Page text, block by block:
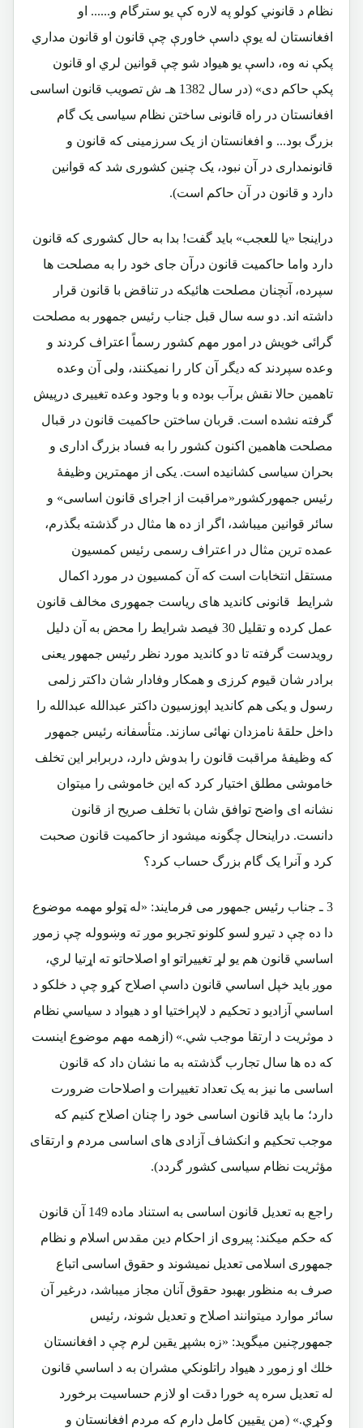
نظام د قانوني كولو په لاره كې يو سترگام و...... او
افغانستان له يوې داسې خاورې چې قانون او قانون مداري
پكې نه وه، داسې يو هيواد شو چې قوانين لري او قانون
پكې حاكم دى»
(در سال 1382 هـ ش تصویب قانون اساسی
افغانستان در راه قانونی ساختن نظام سیاسی یک گام
بزرگ بود... و افغانستان از یک سرزمینی که قانون و
قانونمداری در آن نبود، یک چنین کشوری شد که قوانین
دارد و قانون در آن حاکم است).
دراینجا «یا للعجب» باید گفت! بدا به حال کشوری که قانون
دارد واما حاکمیت قانون درآن جای خود را به مصلحت ها
سپرده، آنچنان مصلحت هائیکه در تناقض با قانون قرار
داشته اند. دو سه سال قبل جناب رئیس جمهور به مصلحت
گرائی خویش در امور مهم کشور رسماً اعتراف کردند و
وعده سپردند که دیگر آن کار را نمیکنند، ولی آن وعده
تاهمین حالا نقش برآب بوده و با وجود وعده تغییری درپیش
گرفته نشده است. قربان ساختن حاکمیت قانون در قبال
مصلحت هاهمین اکنون کشور را به فساد بزرگ اداری و
بحران سیاسی کشانیده است. یکی از مهمترین وظیفۀ
رئیس جمهورکشور«مراقبت از اجرای قانون اساسی» و
سائر قوانین میباشد، اگر از ده ها مثال در گذشته بگذرم،
عمده ترین مثال در اعتراف رسمی رئیس کمسیون
مستقل انتخابات است که آن کمسیون در مورد اکمال
شرایط قانونی کاندید های ریاست جمهوری مخالف قانون
عمل کرده و تقلیل 30 فیصد شرایط را محض به آن دلیل
رویدست گرفته تا دو کاندید مورد نظر رئیس جمهور یعنی
برادر شان قیوم کرزی و همکار وفادار شان داکتر زلمی
رسول و یکی هم کاندید اپوزسیون داکتر عبدالله عبدالله را
داخل حلقۀ نامزدان نهائی سازند. متأسفانه رئیس جمهور
که وظیفۀ مراقبت قانون را بدوش دارد، دربرابر این تخلف
خاموشی مطلق اختیار کرد که این خاموشی را میتوان
نشانه ای واضح توافق شان با تخلف صریح از قانون
دانست. دراینحال چگونه میشود از حاکمیت قانون صحبت
کرد و آنرا یک گام بزرگ حساب کرد؟
3 ـ جناب رئیس جمهور می فرمایند: «له ټولو مهمه موضوع
دا ده چې د تيرو لسو كلونو تجربو موږ ته وښووله چې زموږ
اساسي قانون هم يو لړ تغييراتو او اصلاحاتو ته اړتيا لري،
موږ بايد خپل اساسي قانون داسې اصلاح كړو چې د خلكو د
اساسي آزاديو د تحكيم د لاپراختيا او د هيواد د سياسي نظام
د موثريت د ارتقا موجب شي.» (ازهمه مهم موضوع اینست
که ده ها سال تجارب گذشته به ما نشان داد که قانون
اساسی ما نیز به یک تعداد تغییرات و اصلاحات ضرورت
دارد؛ ما باید قانون اساسی خود را چنان اصلاح کنیم که
موجب تحکیم و انکشاف آزادی های اساسی مردم و ارتقای
مؤثریت نظام سیاسی کشور گردد).
راجع به تعدیل قانون اساسی به استناد ماده 149 آن قانون
که حکم میکند: پیروی از احکام دین مقدس اسلام و نظام
جمهوری اسلامی تعدیل نمیشوند و حقوق اساسی اتباع
صرف به منظور بهبود حقوق آنان مجاز میباشد، درغیر آن
سائر موارد میتوانند اصلاح و تعدیل شوند، رئیس
جمهورچنین میگوید: «زه بشپړ يقين لرم چې د افغانستان
خلك او زموږ د هيواد راتلونکي مشران به د اساسي قانون
له تعديل سره په خورا دقت او لازم حساسيت برخورد
وكړي.» (من یقیین کامل دارم که مردم افغانستان و